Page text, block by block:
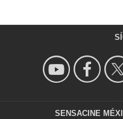
SENSACINE